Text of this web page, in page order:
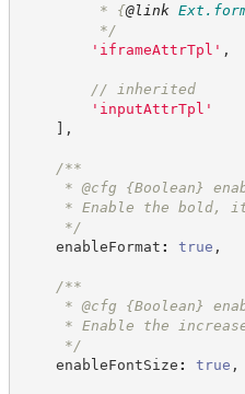
* {@link
*/
' iframeAttrTpl ' ,
// inherited
' inputAttrTpl '
] ,
/**
* @cfg {Boolean}
* Enable the bold,
*/
enableFormat : true ,
/**
* @cfg {Boolean}
* Enable the increase/
*/
enableFontSize : true ,